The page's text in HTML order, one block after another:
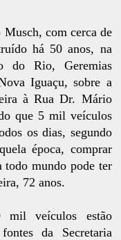
com cerca de
há 50 anos, na
do Rio, Geremias
Iguaçu, sobre a
à Rua Dr. Mário
que 5 mil veículos
os dias, segundo
época, comprar
todo mundo pode ter
72 anos.
mil veículos estão
da Secretaria